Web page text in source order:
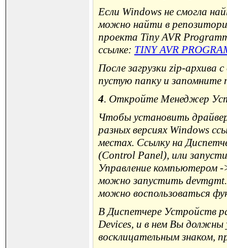
Если Windows не смогла
можно найти в
проекта Tiny AVR
ссылке: TINY AVR
После загрузки zip-архива
пустую папку и запомните
4. Откройте Менеджер
Чтобы установить
разных версиях Windows
местах. Ссылку на
(Control Panel), или
Управление компьютером
можно запустить
можно воспользоваться
В Диспетчере Устройств
Devices, и в нем Вы
восклицательным знаком,